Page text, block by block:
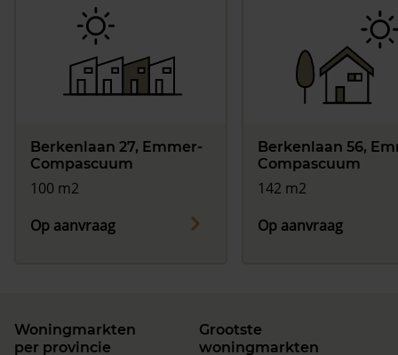
Berkenlaan 27, Emmer-
Compascuum
100 m2
Op aanvraag
Berkenlaan 56,
Compascuum
142 m2
Op aanvraag
Woningmarkten
per provincie
Grootste
woningmarkten